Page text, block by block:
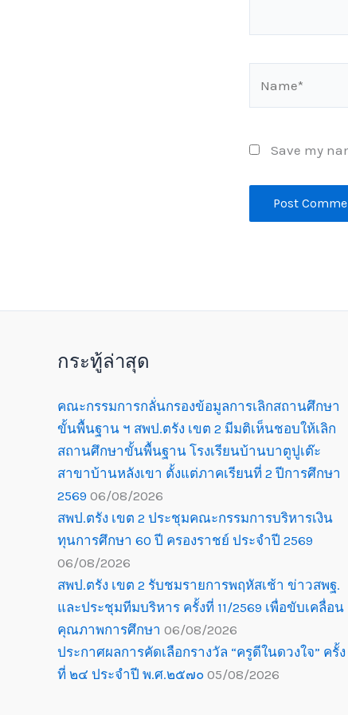
Save my
กระทู้ล่าสุด
คณะกรรมการกลั่นกรองข้อมูลการเลิกสถานศึกษา
ขั้นพื้นฐาน ฯ สพป.ตรัง เขต 2 มีมติเห็นชอบให้เลิก
สถานศึกษาขั้นพื้นฐาน โรงเรียนบ้านบาตูปูเต๊ะ
สาขาบ้านหลังเขา ตั้งแต่ภาคเรียนที่ 2 ปีการศึกษา
2569 06/08/2026
สพป.ตรัง เขต 2 ประชุมคณะกรรมการบริหารเงิน
ทุนการศึกษา 60 ปี ครองราชย์ ประจำปี 2569
06/08/2026
สพป.ตรัง เขต 2 รับชมรายการพฤหัสเช้า ข่าวสพฐ.
และประชุมทีมบริหาร ครั้งที่ 11/2569 เพื่อขับเคลื่อน
คุณภาพการศึกษา 06/08/2026
ประกาศผลการคัดเลือกรางวัล “ครูดีในดวงใจ” ครั้ง
ที่ ๒๔ ประจำปี พ.ศ.๒๕๗๐ 05/08/2026